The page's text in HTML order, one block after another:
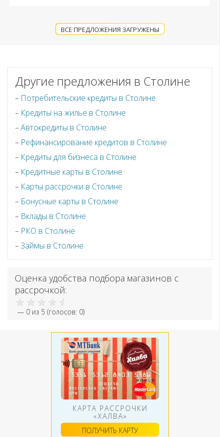
ВСЕ ПРЕДЛОЖЕНИЯ ЗАГРУЖЕНЫ
Другие предложения в Столине
Потребительские кредиты в Столине
Кредиты на жилье в Столине
Автокредиты в Столине
Рефинансирование кредитов в Столине
Кредиты для бизнеса в Столине
Кредитные карты в Столине
Карты рассрочки в Столине
Бонусные карты в Столине
Вклады в Столине
РКО в Столине
Займы в Столине
Оценка удобства подбора магазинов с
рассрочкой:
— 0 из 5 (голосов: 0)
КАРТА РАССРОЧКИ
«ХАЛВА»
ПОЛУЧИТЬ КАРТУ